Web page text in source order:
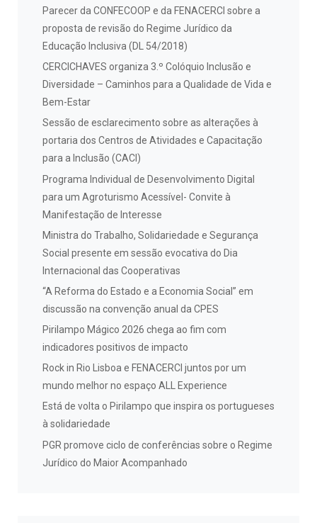
Parecer da CONFECOOP e da FENACERCI sobre a
proposta de revisão do Regime Jurídico da
Educação Inclusiva (DL 54/2018)
CERCICHAVES organiza 3.º Colóquio Inclusão e
Diversidade – Caminhos para a Qualidade de Vida e
Bem-Estar
Sessão de esclarecimento sobre as alterações à
portaria dos Centros de Atividades e Capacitação
para a Inclusão (CACI)
Programa Individual de Desenvolvimento Digital
para um Agroturismo Acessível- Convite à
Manifestação de Interesse
Ministra do Trabalho, Solidariedade e Segurança
Social presente em sessão evocativa do Dia
Internacional das Cooperativas
“A Reforma do Estado e a Economia Social” em
discussão na convenção anual da CPES
Pirilampo Mágico 2026 chega ao fim com
indicadores positivos de impacto
Rock in Rio Lisboa e FENACERCI juntos por um
mundo melhor no espaço ALL Experience
Está de volta o Pirilampo que inspira os portugueses
à solidariedade
PGR promove ciclo de conferências sobre o Regime
Jurídico do Maior Acompanhado